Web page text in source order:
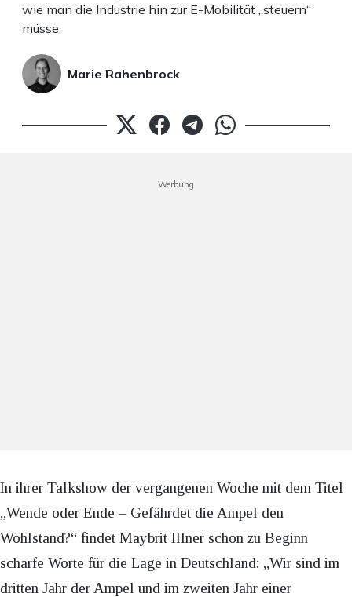
wie man die Industrie hin zur E-Mobilität „steuern“
müsse.
Marie Rahenbrock
Werbung
In ihrer Talkshow der vergangenen Woche mit dem Titel
„Wende oder Ende – Gefährdet die Ampel den
Wohlstand?“ findet Maybrit Illner schon zu Beginn
scharfe Worte für die Lage in Deutschland: „Wir sind im
dritten Jahr der Ampel und im zweiten Jahr einer